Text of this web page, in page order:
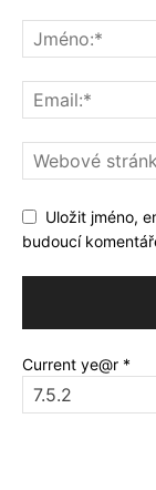
Uložit jméno,
budoucí
Current ye@r *